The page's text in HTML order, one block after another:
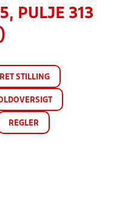
PULJE 313
STILLING
REGLER